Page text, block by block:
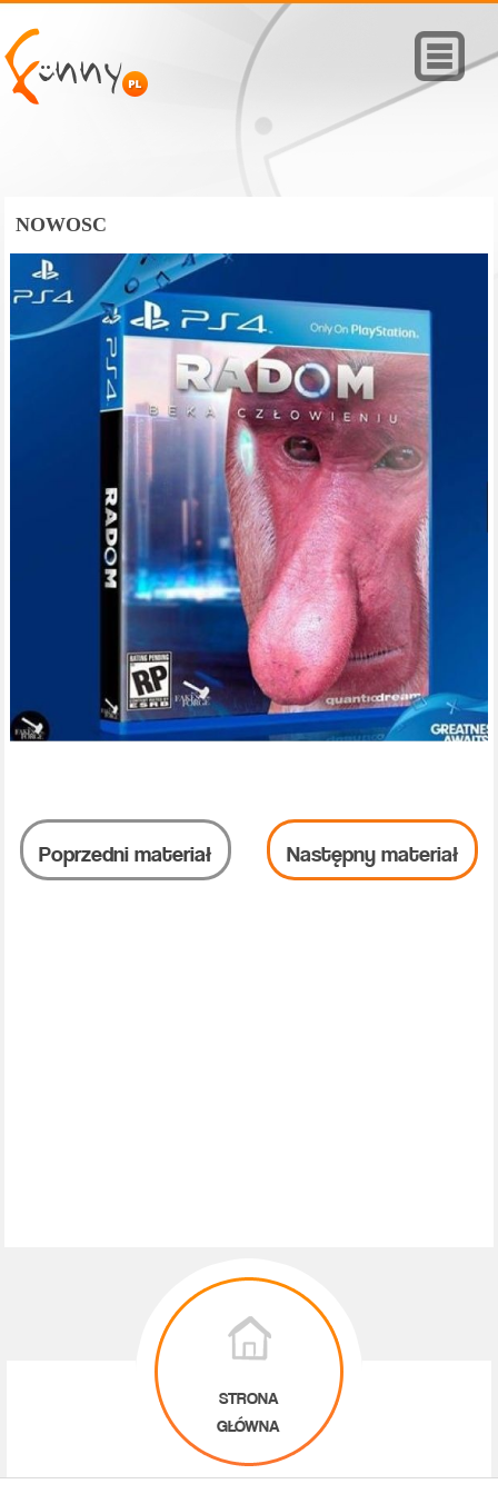
NOWOSC
Poprzedni materiał Następny materiał
STRONA
GŁÓWNA